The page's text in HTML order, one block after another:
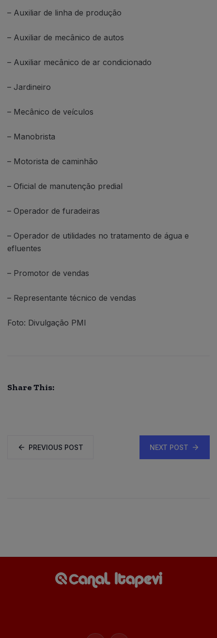
– Auxiliar de linha de produção
– Auxiliar de mecânico de autos
– Auxiliar mecânico de ar condicionado
– Jardineiro
– Mecânico de veículos
– Manobrista
– Motorista de caminhão
– Oficial de manutenção predial
– Operador de furadeiras
– Operador de utilidades no tratamento de água e
efluentes
– Promotor de vendas
– Representante técnico de vendas
Foto: Divulgação PMI
Share This:
PREVIOUS POST NEXT POST